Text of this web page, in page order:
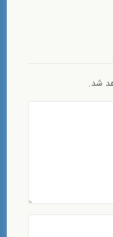
شد.